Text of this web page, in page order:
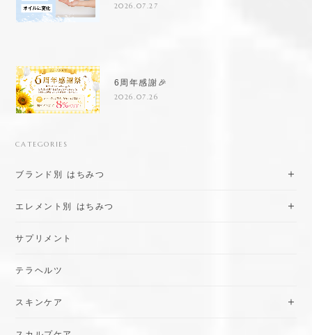
2026.07.27
6周年感謝🎉
2026.07.26
CATEGORIES
ブランド別 はちみつ
エレメント別 はちみつ
サプリメント
テラヘルツ
スキンケア